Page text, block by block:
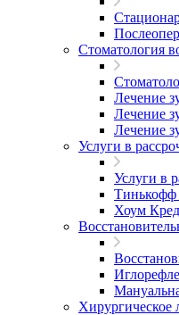
Стоматология
Лечение
Лечение
Лечение
Услуги в
Услуги в
Тинькофф
Хоум
Хирургическое